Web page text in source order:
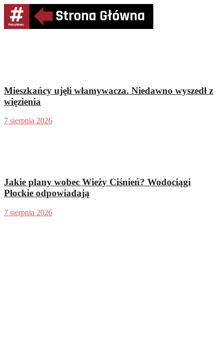
Mieszkańcy ujęli włamywacza. Niedawno wyszedł z
więzienia
7 sierpnia 2026
Jakie plany wobec Wieży Ciśnień? Wodociągi
Płockie odpowiadają
7 sierpnia 2026